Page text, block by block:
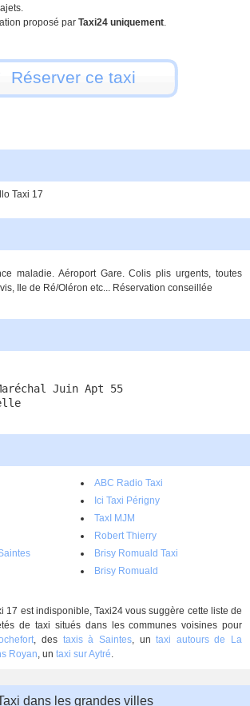
proposé par Taxi24 uniquement.
Réserver ce taxi
maladie. Aéroport Gare. Colis plis urgents, toutes
Ile de Ré/Oléron etc... Réservation conseillée
Juin Apt 55
ABC Radio Taxi
Ici Taxi Périgny
TaxI MJM
Robert Thierry
Brisy Romuald Taxi
Brisy Romuald
17 est indisponible, Taxi24 vous suggère cette liste de
de taxi situés dans les communes voisines pour
, des taxis à Saintes, untaxi autours de La
Royan, un taxi sur Aytré.
dans les grandes villes